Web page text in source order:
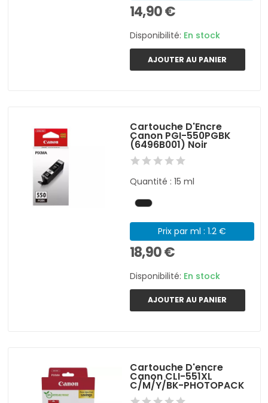
14,90 €
Disponibilité: En stock
AJOUTER AU PANIER
Cartouche D'Encre
Canon PGI-550PGBK
(6496B001) Noir
Quantité : 15 ml
Prix par ml : 1.2 €
18,90 €
Disponibilité: En stock
AJOUTER AU PANIER
Cartouche D'encre
Canon CLI-551XL
C/M/Y/BK-PHOTOPACK